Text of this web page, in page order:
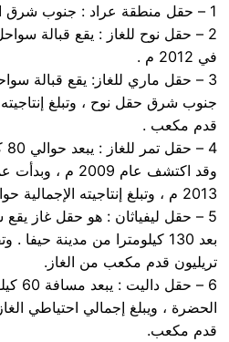
1 – حقل منطقة عراد : جنوب شرق البحر الميت .
2 – حقل نوح للغاز : يقع قبالة
في 2012 م .
3 – حقل ماري للغاز: يقع قبالة
قدم مكعب .
وقد اكتشف عام
2013 م ، وتبلغ إنتاجيته الإجمالية حوالي 8,4 تريليون قدم مكعب.
5 – حقل ليفياثان : هو حقل غاز
تريليون قدم مكعب من الغاز.
6 –
قدم مكعب.